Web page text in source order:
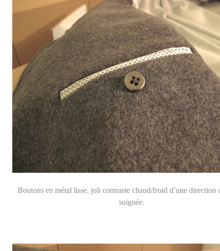
Boutons en métal lisse, joli contraste chaud/froid d’une direction
soignée.